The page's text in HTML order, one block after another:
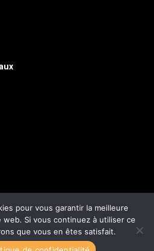
Sylvie Nourry Coaching
pour vous garantir la meilleure
Si vous continuez à utiliser ce
que vous en êtes satisfait.